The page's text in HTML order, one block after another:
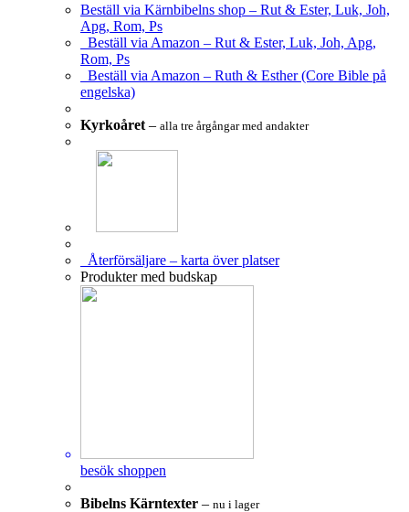
Beställ via Kärnbibelns shop – Rut & Ester, Luk, Joh,
Apg, Rom, Ps
Beställ via Amazon – Rut & Ester, Luk, Joh, Apg,
Rom, Ps
Beställ via Amazon – Ruth & Esther (Core Bible på
engelska)
Kyrkoåret – alla tre årgångar med andakter
Återförsäljare – karta över platser
Produkter med budskap
besök shoppen
Bibelns Kärntexter – nu i lager